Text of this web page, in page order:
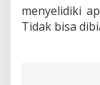
menyelidiki
Tidak bisa